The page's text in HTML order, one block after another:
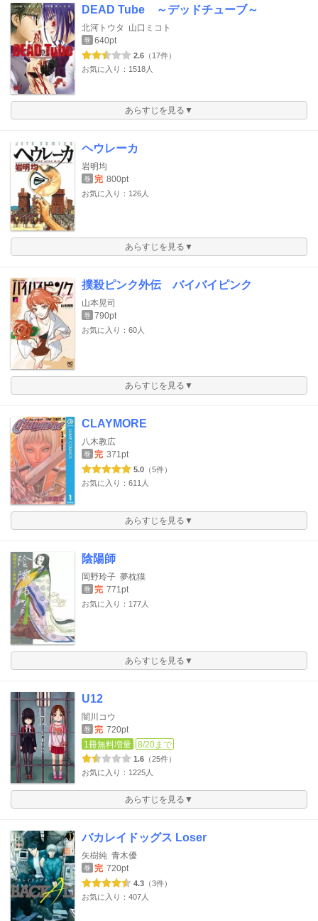
DEAD Tube ～デッドチューブ～
北河トウタ 山口ミコト
巻 640pt
2.6 （17件）
お気に入り：1518人
あらすじを見る▼
ヘウレーカ
岩明均
巻 完 800pt
お気に入り：126人
あらすじを見る▼
撲殺ピンク外伝 バイバイピンク
山本晃司
巻 790pt
お気に入り：60人
あらすじを見る▼
CLAYMORE
八木教広
巻 完 371pt
5.0 （5件）
お気に入り：611人
あらすじを見る▼
陰陽師
岡野玲子 夢枕獏
巻 完 771pt
お気に入り：177人
あらすじを見る▼
U12
闇川コウ
巻 完 720pt
1冊無料増量
8/20まで
1.6 （25件）
お気に入り：1225人
あらすじを見る▼
バカレイドッグス Loser
矢樹純 青木優
巻 完 720pt
4.3 （3件）
お気に入り：407人